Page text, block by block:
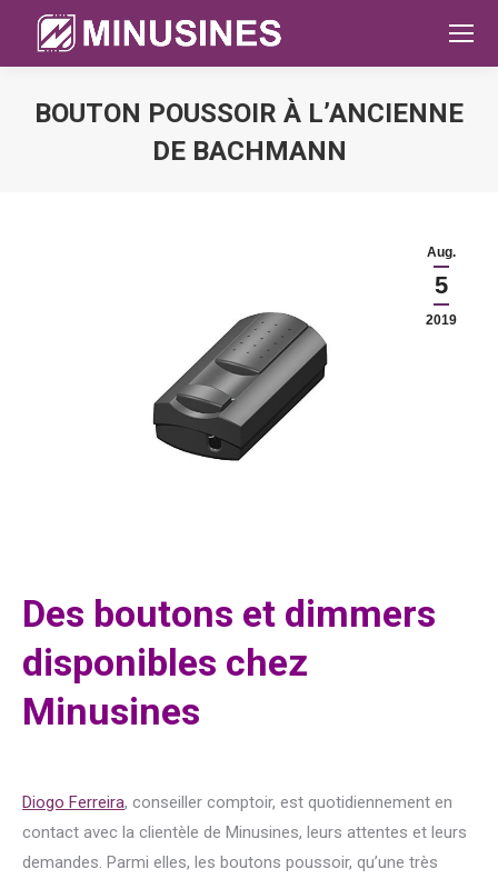
BOUTON POUSSOIR À L’ANCIENNE
DE BACHMANN
Aug.
5
2019
Des boutons et dimmers
disponibles chez
Minusines
Diogo Ferreira, conseiller comptoir, est quotidiennement en
contact avec la clientèle de Minusines, leurs attentes et leurs
demandes. Parmi elles, les boutons poussoir, qu’une très